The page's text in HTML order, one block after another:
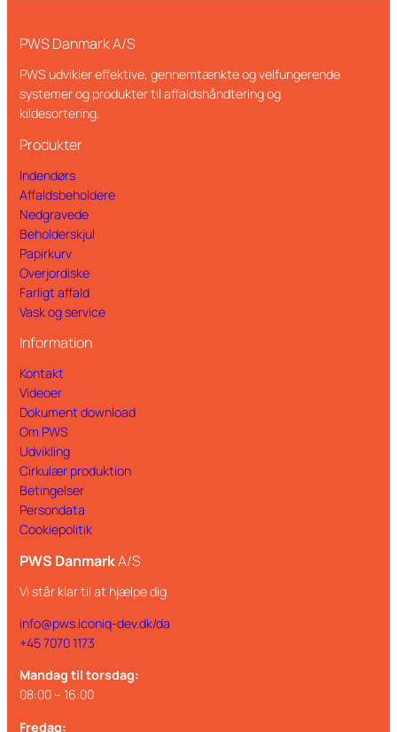
PWS Danmark A/S
PWS udvikler effektive, gennemtænkte og velfungerende
systemer og produkter til affaldshåndtering og
kildesortering.
Produkter
Indendørs
Affaldsbeholdere
Nedgravede
Beholderskjul
Papirkurv
Overjordiske
Farligt affald
Vask og service
Information
Kontakt
Videoer
Dokument download
Om PWS
Udvikling
Cirkulær produktion
Betingelser
Persondata
Cookiepolitik
PWS DanmarkA/S
Vi står klar til at hjælpe dig
info@pws.iconiq-dev.dk/da
+45 7070 1173
Mandag til torsdag:
08:00 – 16:00
Fredag: